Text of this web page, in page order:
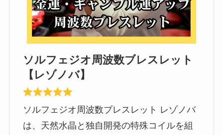
ソルフェジオ周波数ブレスレット
【レゾノバ】
ソルフェジオ周波数ブレスレット レゾノバ
は、天然水晶と独自開発の特殊コイルを組